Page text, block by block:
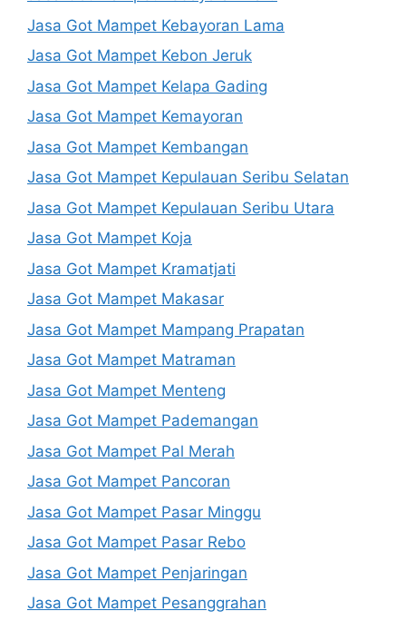
Jasa Got Mampet Kebayoran Lama
Jasa Got Mampet Kebon Jeruk
Jasa Got Mampet Kelapa Gading
Jasa Got Mampet Kemayoran
Jasa Got Mampet Kembangan
Jasa Got Mampet Kepulauan Seribu Selatan
Jasa Got Mampet Kepulauan Seribu Utara
Jasa Got Mampet Koja
Jasa Got Mampet Kramatjati
Jasa Got Mampet Makasar
Jasa Got Mampet Mampang Prapatan
Jasa Got Mampet Matraman
Jasa Got Mampet Menteng
Jasa Got Mampet Pademangan
Jasa Got Mampet Pal Merah
Jasa Got Mampet Pancoran
Jasa Got Mampet Pasar Minggu
Jasa Got Mampet Pasar Rebo
Jasa Got Mampet Penjaringan
Jasa Got Mampet Pesanggrahan